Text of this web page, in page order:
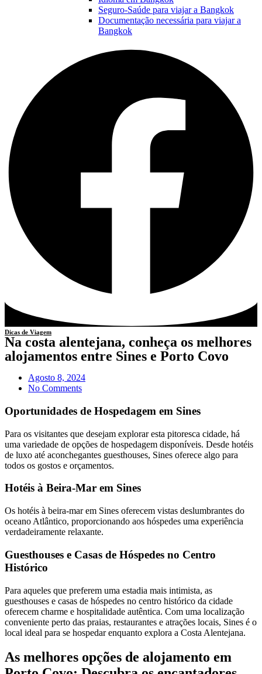
Seguro-Saúde para viajar a Bangkok
Documentação necessária para viajar a
Bangkok
Dicas de Viagem
Na costa alentejana, conheça os melhores
alojamentos entre Sines e Porto Covo
Agosto 8, 2024
No Comments
Oportunidades de Hospedagem em Sines
Para os visitantes que desejam explorar esta pitoresca cidade, há
uma variedade de opções de hospedagem disponíveis. Desde hotéis
de luxo até aconchegantes guesthouses, Sines oferece algo para
todos os gostos e orçamentos.
Hotéis à Beira-Mar em Sines
Os hotéis à beira-mar em Sines oferecem vistas deslumbrantes do
oceano Atlântico, proporcionando aos hóspedes uma experiência
verdadeiramente relaxante.
Guesthouses e Casas de Hóspedes no Centro
Histórico
Para aqueles que preferem uma estadia mais intimista, as
guesthouses e casas de hóspedes no centro histórico da cidade
oferecem charme e hospitalidade autêntica. Com uma localização
conveniente perto das praias, restaurantes e atrações locais, Sines é o
local ideal para se hospedar enquanto explora a Costa Alentejana.
As melhores opções de alojamento em